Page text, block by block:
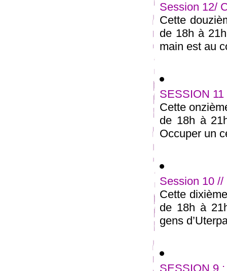
Session 12/
Cette
de 18h à
main est au
SESSION
Cette
de 18h à
Occuper un
Session 10 //
Cette
de 18h à
gens
SESSION 9